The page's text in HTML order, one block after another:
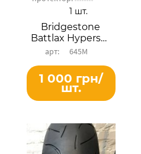
Bridgestone
Battlax Hypersport S21R
645М
1 шт.
1 000 грн/
шт.